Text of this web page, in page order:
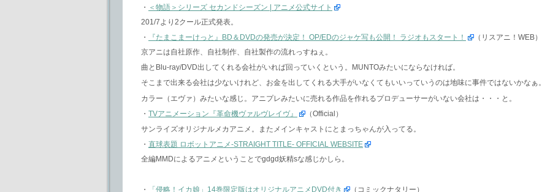
・ ＜物語＞シリーズ セカンドシーズン | アニメ公式サイト
201/7より2クール正式発表。
・
『たまこまーけっと』BD＆DVDの発売が決定！ OP/EDのジャケ写も公開！ ラジオもスタート！
（リスアニ！WEB）
京アニは自社原作、自社制作、自社製作の流れっすねぇ。
曲とBlu-ray/DVD出してくれる会社がいれば回っていくという。MUNTOみたいにならなければ。
そこまで出来る会社は少ないけれど、お金を出してくれる大手がいなくてもいいっていうのは地味に事件ではないかなぁ。
カラー（エヴァ）みたいな感じ。アニプレみたいに売れる作品を作れるプロデューサーがいない会社は・・・と。
・ TVアニメーション『革命機ヴァルヴレイヴ』
（Official）
サンライズオリジナルメカアニメ。またメインキャストにとまっちゃんが入ってる。
・ 直球表題 ロボットアニメ-STRAIGHT TITLE- OFFICIAL WEBSITE
全編MMDによるアニメということでgdgd妖精sな感じかしら。
・ 「侵略！イカ娘」14巻限定版はオリジナルアニメDVD付き
（コミックナタリー）